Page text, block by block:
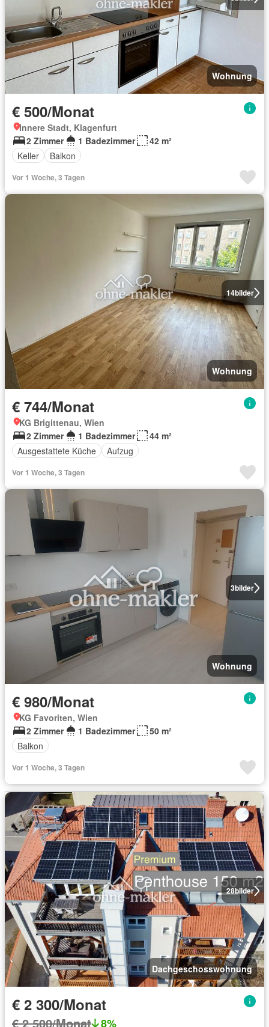
Wohnung
€ 500/Monat
Innere Stadt, Klagenfurt
2 Zimmer
1 Badezimmer
42 m²
Keller
Balkon
Vor 1 Woche, 3 Tagen
14bilder
Wohnung
€ 744/Monat
KG Brigittenau, Wien
2 Zimmer
1 Badezimmer
44 m²
Ausgestattete Küche
Aufzug
Vor 1 Woche, 3 Tagen
3bilder
Wohnung
€ 980/Monat
KG Favoriten, Wien
2 Zimmer
1 Badezimmer
50 m²
Balkon
Vor 1 Woche, 3 Tagen
28bilder
Dachgeschosswohnung
€ 2 300/Monat
€ 2 500/Monat 8%